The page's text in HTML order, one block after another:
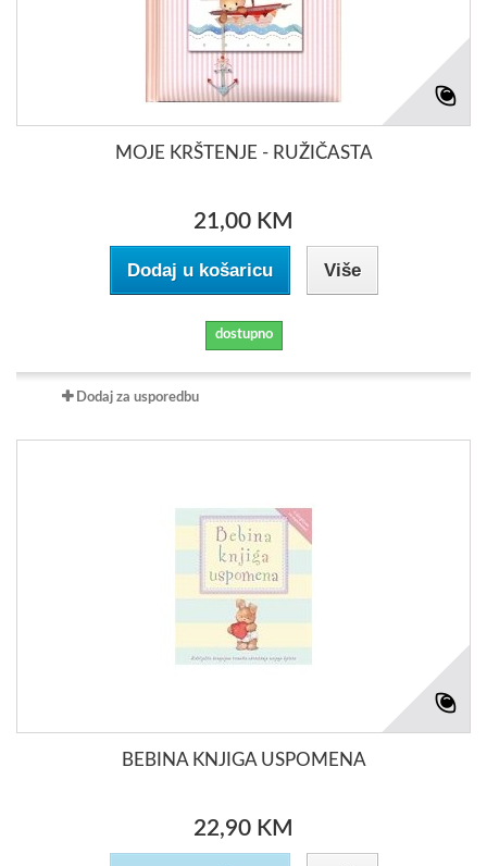
MOJE KRŠTENJE - RUŽIČASTA
21,00 KM
Dodaj u košaricu Više
dostupno
Dodaj za usporedbu
BEBINA KNJIGA USPOMENA
22,90 KM